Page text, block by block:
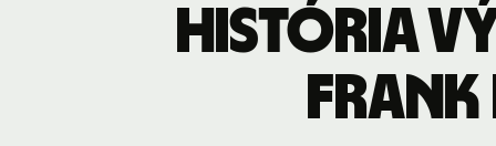
História
frank